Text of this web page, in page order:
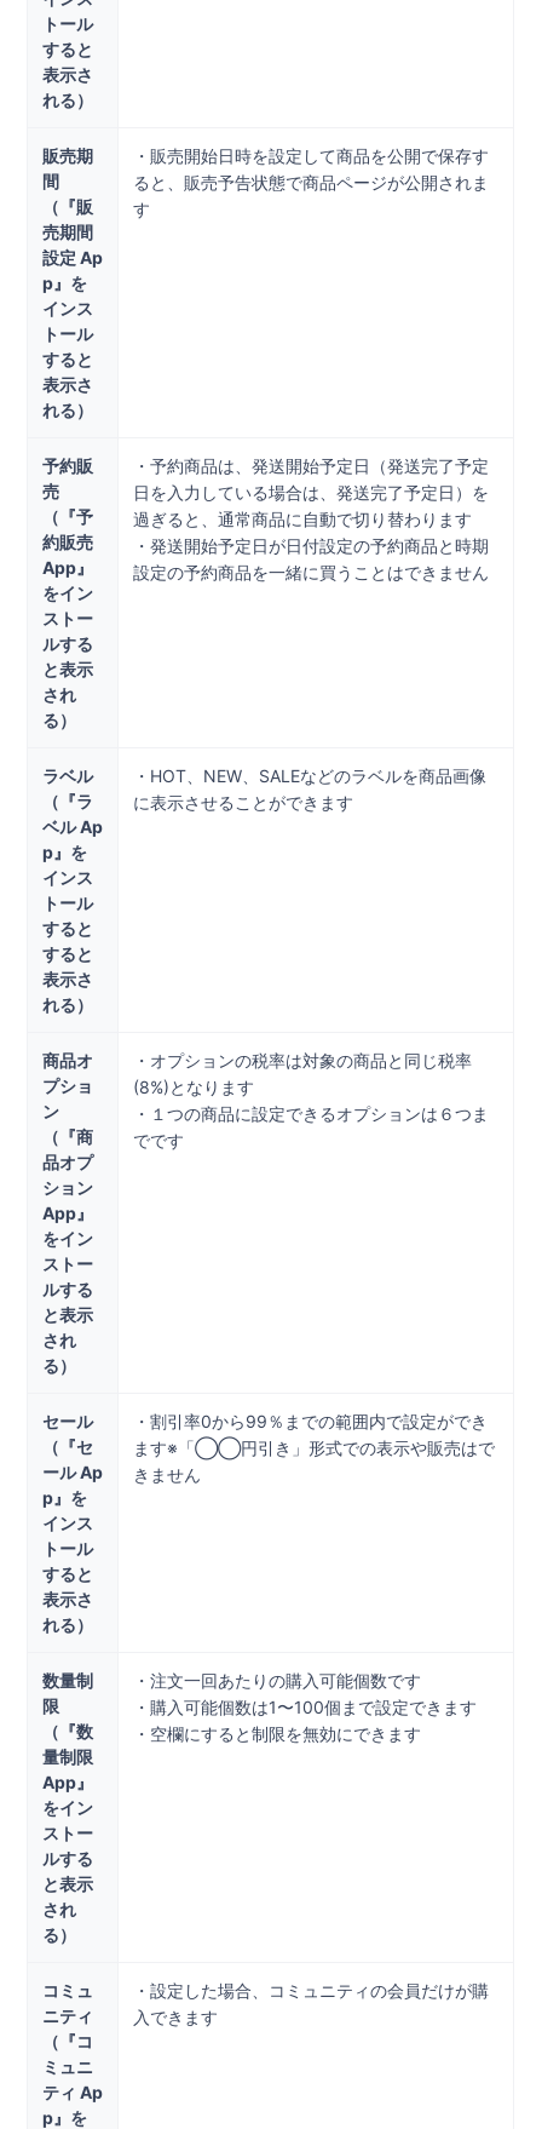
トール
すると
表示さ
れる）
販売期
間
（『販
売期間
設定 Ap
p』を
インス
トール
すると
表示さ
れる）
・販売開始日時を設定して商品を公開で保存す
ると、販売予告状態で商品ページが公開されま
す
予約販
売
（『予
約販売
App』
をイン
ストー
ルする
と表示
され
る）
・予約商品は、発送開始予定日（発送完了予定
日を入力している場合は、発送完了予定日）を
過ぎると、通常商品に自動で切り替わります
・発送開始予定日が日付設定の予約商品と時期
設定の予約商品を一緒に買うことはできません
ラベル
（『ラ
ベル Ap
p』を
インス
トール
すると
すると
表示さ
れる）
・HOT、NEW、SALEなどのラベルを商品画像
に表示させることができます
商品オ
プショ
ン
（『商
品オプ
ション
App』
をイン
ストー
ルする
と表示
され
る）
・オプションの税率は対象の商品と同じ税率
(8%)となります
・１つの商品に設定できるオプションは６つま
でです
セール
（『セ
ール Ap
p』を
インス
トール
すると
表示さ
れる）
・割引率0から99％までの範囲内で設定ができ
ます※「◯◯円引き」形式での表示や販売はで
きません
数量制
限
（『数
量制限
App』
をイン
ストー
ルする
と表示
され
る）
・注文一回あたりの購入可能個数です
・購入可能個数は1〜100個まで設定できます
・空欄にすると制限を無効にできます
コミュ
ニティ
（『コ
ミュニ
ティ Ap
p』を
・設定した場合、コミュニティの会員だけが購
入できます